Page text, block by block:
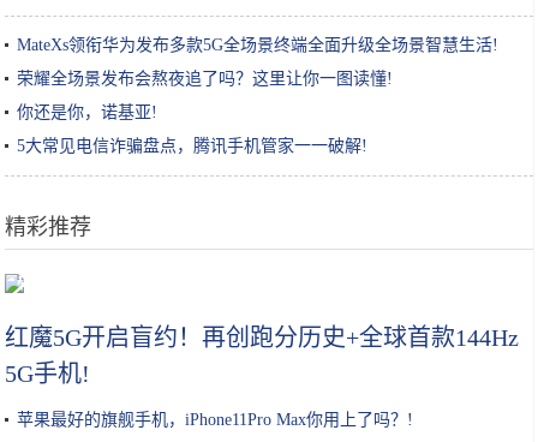
MateXs领衔华为发布多款5G全场景终端全面升级全场景智慧生活!
荣耀全场景发布会熬夜追了吗？这里让你一图读懂!
你还是你，诺基亚!
5大常见电信诈骗盘点，腾讯手机管家一一破解!
精彩推荐
加了这几样，炒饭鲜香无比，而且色彩搭配清新也能让孩子食欲大增
红魔5G开启盲约！再创跑分历史+全球首款144Hz
5G手机!
苹果最好的旗舰手机，iPhone11Pro Max你用上了吗？!